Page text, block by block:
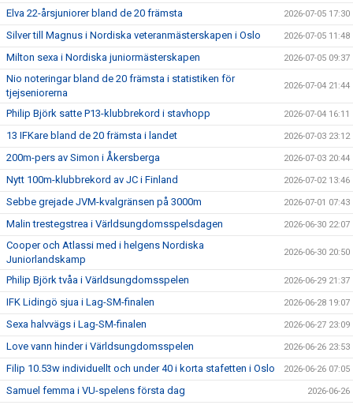
Elva 22-årsjuniorer bland de 20 främsta 2026-07-05 17:30
Silver till Magnus i Nordiska veteranmästerskapen i Oslo 2026-07-05 11:48
Milton sexa i Nordiska juniormästerskapen 2026-07-05 09:37
Nio noteringar bland de 20 främsta i statistiken för
tjejseniorerna
2026-07-04 21:44
Philip Björk satte P13-klubbrekord i stavhopp 2026-07-04 16:11
13 IFKare bland de 20 främsta i landet 2026-07-03 23:12
200m-pers av Simon i Åkersberga 2026-07-03 20:44
Nytt 100m-klubbrekord av JC i Finland 2026-07-02 13:46
Sebbe grejade JVM-kvalgränsen på 3000m 2026-07-01 07:43
Malin trestegstrea i Världsungdomsspelsdagen 2026-06-30 22:07
Cooper och Atlassi med i helgens Nordiska
Juniorlandskamp
2026-06-30 20:50
Philip Björk tvåa i Världsungdomsspelen 2026-06-29 21:37
IFK Lidingö sjua i Lag-SM-finalen 2026-06-28 19:07
Sexa halvvägs i Lag-SM-finalen 2026-06-27 23:09
Love vann hinder i Världsungdomsspelen 2026-06-26 23:53
Filip 10.53w individuellt och under 40 i korta stafetten i Oslo 2026-06-26 07:05
Samuel femma i VU-spelens första dag 2026-06-26